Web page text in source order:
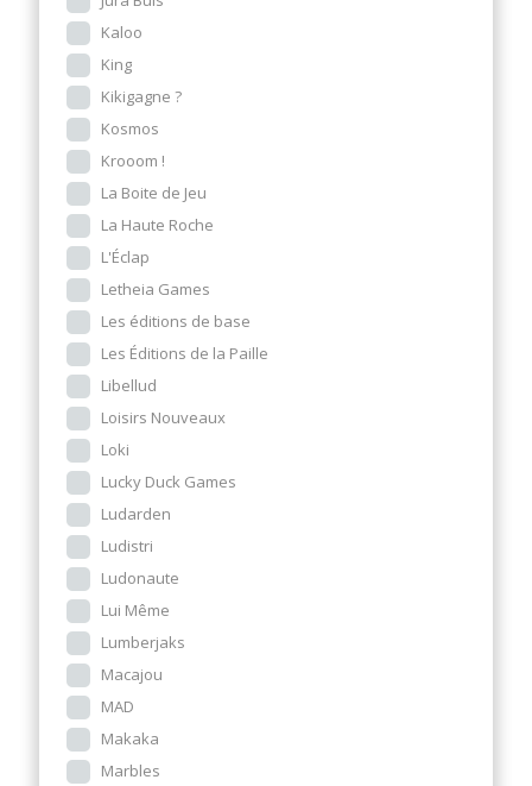
Kaloo
King
Kikigagne ?
Kosmos
Krooom !
La Boite de Jeu
La Haute Roche
L'Éclap
Letheia Games
Les éditions de base
Les Éditions de la Paille
Libellud
Loisirs Nouveaux
Loki
Lucky Duck Games
Ludarden
Ludistri
Ludonaute
Lui Même
Lumberjaks
Macajou
MAD
Makaka
Marbles